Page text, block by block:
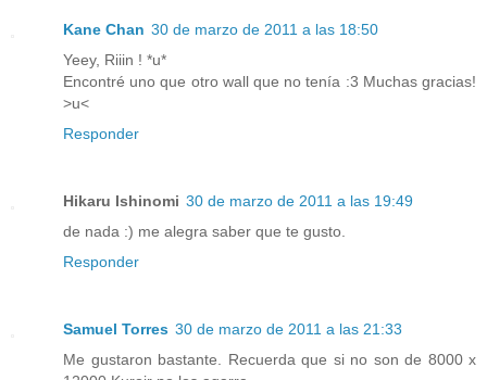
Kane Chan 30 de marzo de 2011 a las 18:50
Yeey, Riiin ! *u*
Encontré uno que otro wall que no tenía :3 Muchas gracias!
>u<
Responder
Hikaru Ishinomi 30 de marzo de 2011 a las 19:49
de nada :) me alegra saber que te gusto.
Responder
Samuel Torres 30 de marzo de 2011 a las 21:33
Me gustaron bastante. Recuerda que si no son de 8000 x